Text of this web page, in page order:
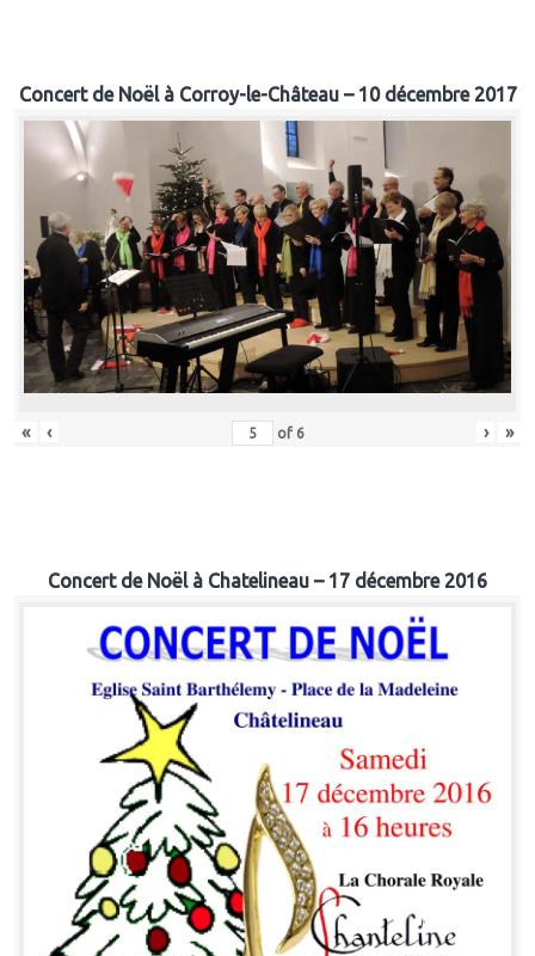
Concert de Noël à Corroy-le-Château – 10 décembre 2017
« ‹ of 6 › »
Concert de Noël à Chatelineau – 17 décembre 2016